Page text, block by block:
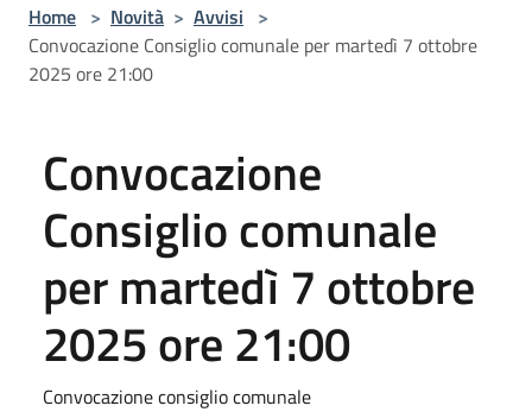
Home > Novità > Avvisi >
Convocazione Consiglio comunale per martedì 7 ottobre
2025 ore 21:00
Convocazione
Consiglio comunale
per martedì 7 ottobre
2025 ore 21:00
Convocazione consiglio comunale